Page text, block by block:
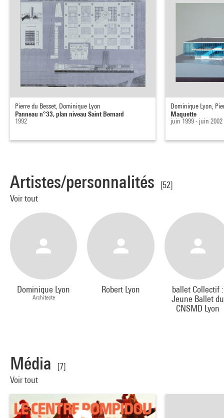
Pierre du Besset, Dominique Lyon
Panneau n°33, plan niveau Saint Bernard
1992
Dominique Lyon,
Maquette
juin 1999 - juin 2002
Artistes/personnalités
[52]
Voir tout
Dominique Lyon
Architecte
Robert Lyon
ballet Collectif :
Jeune Ballet du
CNSMD Lyon
Média
[7]
Voir tout